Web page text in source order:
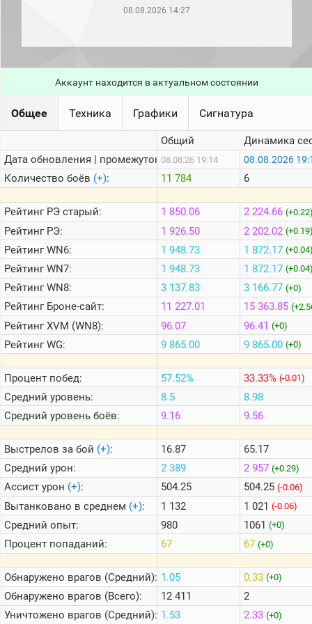
месяц)
(за
последние
сессии)
Топ
1000
Кланы
стримеров
Информация
Онлайн
Цветовая
шкала
Теlegram
ВК
Портал
Мира
Танков
08.08.2026 14:27
Аккаунт находится в актуальном состоянии
Общее Техника Графики Сигнатура
Дата обновления | промежуток:
Количество боёв (+):
РейтингРЭ старый:
РейтингРЭ:
РейтингWN6:
РейтингWN7:
РейтингWN8:
РейтингБроне-сайт:
РейтингXVM (WN8):
РейтингWG:
Процент побед:
Средний уровень:
Средний уровень боёв:
Выстрелов за бой (+):
Средний урон:
Ассист урон (+):
Вытанковано в среднем (+):
Средний опыт:
Процент попаданий:
Обнаружено врагов (Средний):
Обнаружено врагов (Всего):
Уничтожено врагов (Средний):
Общий
08.08.26 19:14
11 784
1 850.06
1 926.50
1 948.73
1 948.73
3 137.83
11 227.01
96.07
9 865.00
57.52%
8.5
9.16
16.87
2 389
504.25
1 132
980
67
1.05
12 411
1.53
Динамика
08.08.2026
6
2 224.66
2 202.02
1 872.17
1 872.17
3 166.77 (+0)
15 363.85
96.41 (+0)
9 865.00 (+0)
33.33% (-0.01)
8.98
9.56
65.17
2 957 (+0.29)
504.25 (-0.06)
1 021 (-0.06)
1061 (+0)
67 (+0)
0.33 (+0)
2
2.33 (+0)